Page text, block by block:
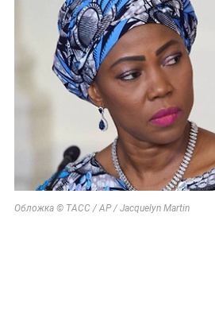
Обложка © ТАСС / АР / Jacquelyn Martin